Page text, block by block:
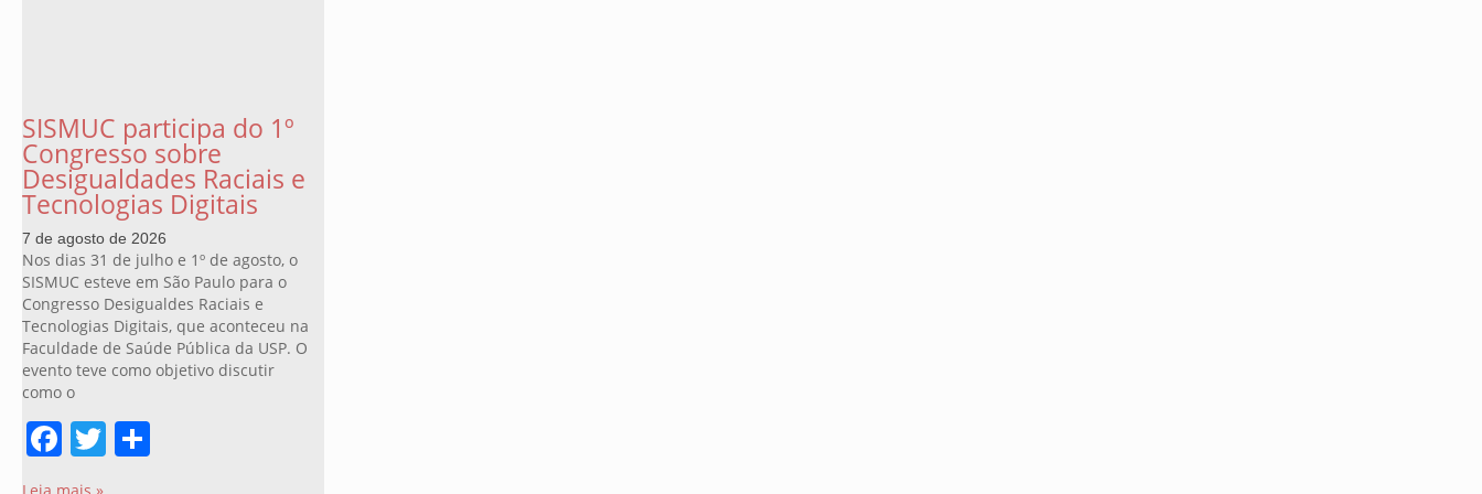
SISMUC participa do 1º
Congresso sobre
Desigualdades Raciais e
Tecnologias Digitais
7 de agosto de 2026
Nos dias 31 de julho e 1º de agosto, o
SISMUC esteve em São Paulo para o
Congresso Desigualdes Raciais e
Tecnologias Digitais, que aconteceu na
Faculdade de Saúde Pública da USP. O
evento teve como objetivo discutir
como o
Facebook
Twitter